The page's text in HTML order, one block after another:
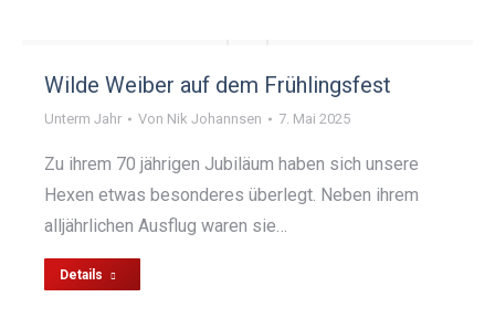
Wilde Weiber auf dem Frühlingsfest
Unterm Jahr Von Nik Johannsen 7. Mai 2025
Zu ihrem 70 jährigen Jubiläum haben sich unsere
Hexen etwas besonderes überlegt. Neben ihrem
alljährlichen Ausflug waren sie…
Details